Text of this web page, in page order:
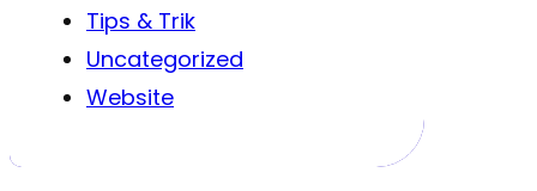
Tips & Trik
Uncategorized
Website